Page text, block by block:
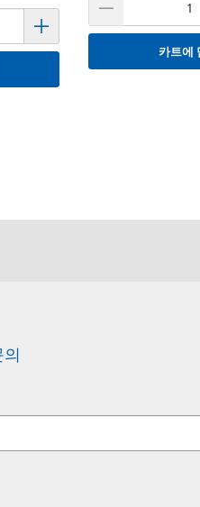
카트에